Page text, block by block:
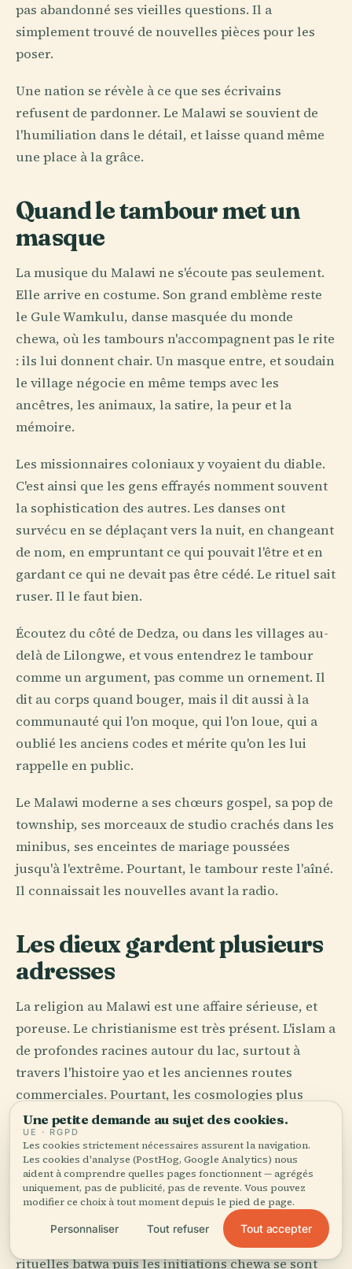
pas abandonné ses vieilles questions. Il a
simplement trouvé de nouvelles pièces pour les
poser.
Une nation se révèle à ce que ses écrivains
refusent de pardonner. Le Malawi se souvient de
l'humiliation dans le détail, et laisse quand même
une place à la grâce.
Quand le tambour met un
masque
La musique du Malawi ne s'écoute pas seulement.
Elle arrive en costume. Son grand emblème reste
le Gule Wamkulu, danse masquée du monde
chewa, où les tambours n'accompagnent pas le rite
: ils lui donnent chair. Un masque entre, et soudain
le village négocie en même temps avec les
ancêtres, les animaux, la satire, la peur et la
mémoire.
Les missionnaires coloniaux y voyaient du diable.
C'est ainsi que les gens effrayés nomment souvent
la sophistication des autres. Les danses ont
survécu en se déplaçant vers la nuit, en changeant
de nom, en empruntant ce qui pouvait l'être et en
gardant ce qui ne devait pas être cédé. Le rituel sait
ruser. Il le faut bien.
Écoutez du côté de Dedza, ou dans les villages au-
delà de Lilongwe, et vous entendrez le tambour
comme un argument, pas comme un ornement. Il
dit au corps quand bouger, mais il dit aussi à la
communauté qui l'on moque, qui l'on loue, qui a
oublié les anciens codes et mérite qu'on les lui
rappelle en public.
Le Malawi moderne a ses chœurs gospel, sa pop de
township, ses morceaux de studio crachés dans les
minibus, ses enceintes de mariage poussées
jusqu'à l'extrême. Pourtant, le tambour reste l'aîné.
Il connaissait les nouvelles avant la radio.
Les dieux gardent plusieurs
adresses
La religion au Malawi est une affaire sérieuse, et
poreuse. Le christianisme est très présent. L'islam a
de profondes racines autour du lac, surtout à
travers l'histoire yao et les anciennes routes
commerciales. Pourtant, les cosmologies plus
anciennes n'ont pas fait leurs valises quand les
missionnaires sont arrivés, ni lorsque la première
mosquée a appelé les fidèles à la prière.
Chongoni, près de Dedza, le dit mieux que
n'importe quel sermon. Des signes d'ocre rouge
demeurent sur la pierre là où les pratiques
rituelles batwa puis les initiations chewa se sont
Une petite demande au sujet des cookies.
UE · RGPD
Les cookies strictement nécessaires assurent la navigation.
Les cookies d'analyse (PostHog, Google Analytics) nous
aident à comprendre quelles pages fonctionnent — agrégés
uniquement, pas de publicité, pas de revente. Vous pouvez
modifier ce choix à tout moment depuis le pied de page.
Personnaliser Tout refuser Tout accepter